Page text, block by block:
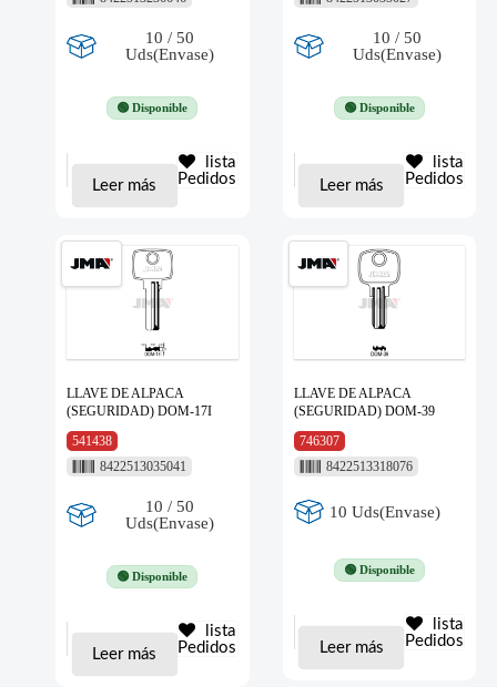
10 / 50
Uds(Envase)
🟢 Disponible
Leer más
lista
Pedidos
10 / 50
Uds(Envase)
🟢 Disponible
Leer más
lista
Pedidos
LLAVE DE ALPACA
(SEGURIDAD) DOM-17I
541438
8422513035041
10 / 50
Uds(Envase)
🟢 Disponible
Leer más
lista
Pedidos
LLAVE DE ALPACA
(SEGURIDAD) DOM-39
746307
8422513318076
10 Uds(Envase)
🟢 Disponible
Leer más
lista
Pedidos